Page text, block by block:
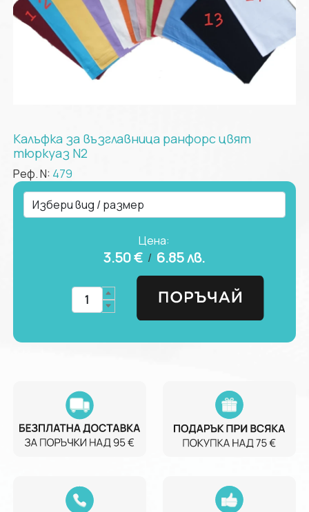
Калъфка за възглавница ранфорс цвят
тюркуаз N2
Реф. N: 479
Цена:
3.50 € / 6.85лв.